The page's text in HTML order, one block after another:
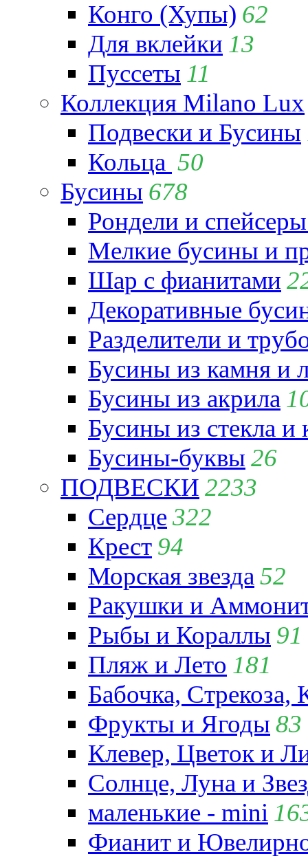
Конго (Хупы) 62
Для вклейки 13
Пуссеты 11
Коллекция Milano Lux
Подвески и Бусины
Кольца 50
Бусины 678
Рондели и
Мелкие бусины и
Шар с фианитами
Декоративные
Разделители и
Бусины из камня и
Бусины из акрила
Бусины из стекла и
Бусины-буквы 26
ПОДВЕСКИ 2233
Сердце322
Крест 94
Морская звезда 52
Ракушки и
Рыбы и Кораллы 91
Пляж и Лето 181
Бабочка,
Фрукты и Ягоды 83
Клевер, Цветок и
Солнце, Луна и
маленькие - mini
Фианит и